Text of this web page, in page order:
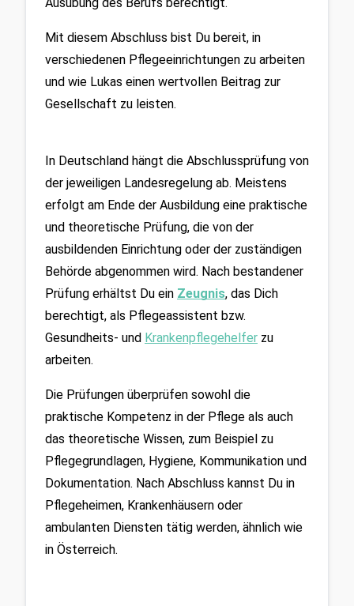
Mit diesem Abschluss bist Du bereit, in
verschiedenen Pflegeeinrichtungen zu arbeiten
und wie Lukas einen wertvollen Beitrag zur
Gesellschaft zu leisten.
In Deutschland hängt die Abschlussprüfung von
der jeweiligen Landesregelung ab. Meistens
erfolgt am Ende der Ausbildung eine praktische
und theoretische Prüfung, die von der
ausbildenden Einrichtung oder der zuständigen
Behörde abgenommen wird. Nach bestandener
Prüfung erhältst Du ein Zeugnis, das Dich
berechtigt, als Pflegeassistent bzw.
Gesundheits- und Krankenpflegehelfer zu
arbeiten.
Die Prüfungen überprüfen sowohl die
praktische Kompetenz in der Pflege als auch
das theoretische Wissen, zum Beispiel zu
Pflegegrundlagen, Hygiene, Kommunikation und
Dokumentation. Nach Abschluss kannst Du in
Pflegeheimen, Krankenhäusern oder
ambulanten Diensten tätig werden, ähnlich wie
in Österreich.